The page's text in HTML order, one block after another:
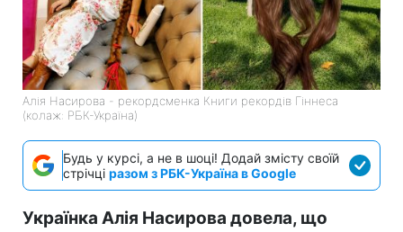
Алія Насирова - рекордсменка Книги рекордів Гіннеса
(колаж: РБК-Україна)
Будь у курсі, а не в шоці! Додай змісту своїй
стрічці разом з РБК-Україна в Google
Українка Алія Насирова довела, що